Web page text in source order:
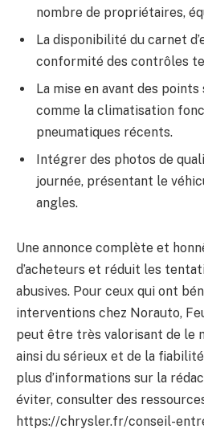
nombre de propriétaires,
La disponibilité du carnet
conformité des contrôles
La mise en avant des
comme la climatisation
pneumatiques récents.
Intégrer des photos de
journée, présentant le
angles.
Une annonce complète et
d’acheteurs et réduit les
abusives. Pour ceux qui ont
interventions chez Norauto,
peut être très valorisant de le
ainsi du sérieux et de la
plus d’informations sur la
éviter, consulter des
https://chrysler.fr/conseil-